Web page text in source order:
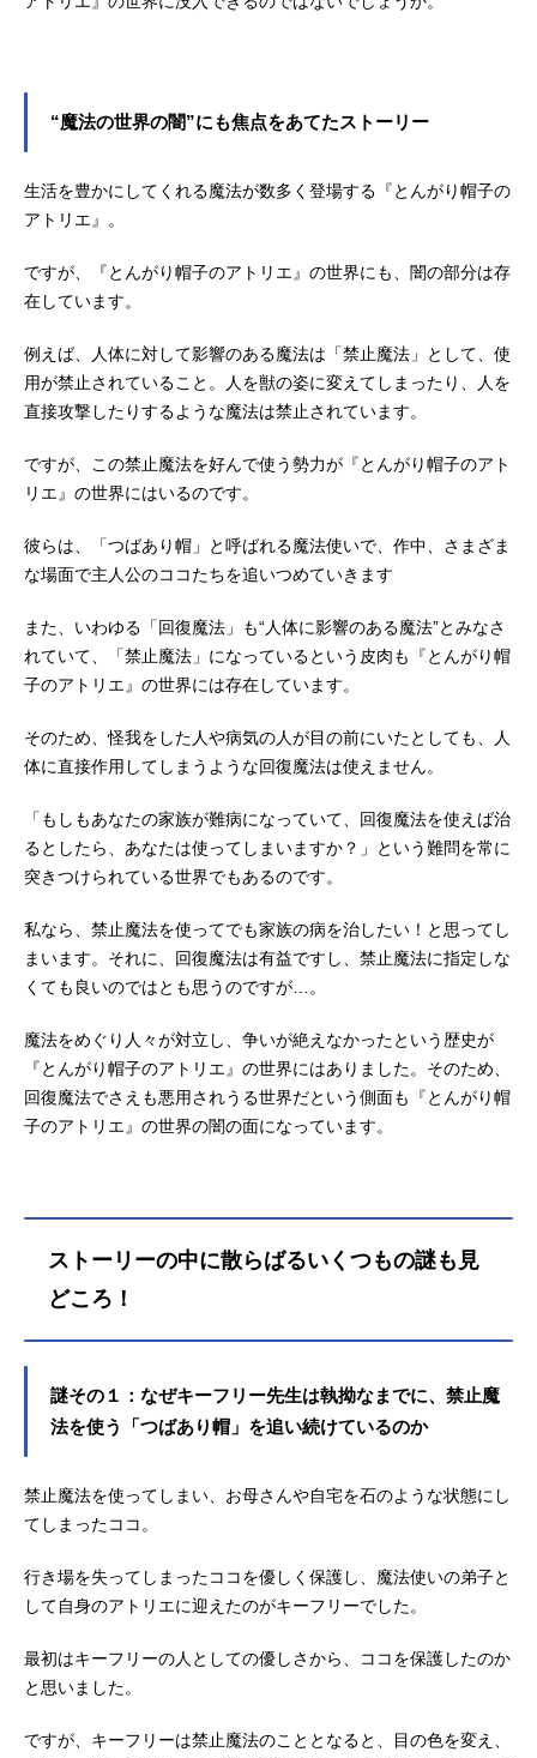
“魔法の世界の闇”にも焦点をあてたストーリー
生活を豊かにしてくれる魔法が数多く登場する『とんがり帽子の
アトリエ』。
ですが、『とんがり帽子のアトリエ』の世界にも、闇の部分は存
在しています。
例えば、人体に対して影響のある魔法は「禁止魔法」として、使
用が禁止されていること。人を獣の姿に変えてしまったり、人を
直接攻撃したりするような魔法は禁止されています。
ですが、この禁止魔法を好んで使う勢力が『とんがり帽子のアト
リエ』の世界にはいるのです。
彼らは、「つばあり帽」と呼ばれる魔法使いで、作中、さまざま
な場面で主人公のココたちを追いつめていきます
また、いわゆる「回復魔法」も“人体に影響のある魔法”とみなさ
れていて、「禁止魔法」になっているという皮肉も『とんがり帽
子のアトリエ』の世界には存在しています。
そのため、怪我をした人や病気の人が目の前にいたとしても、人
体に直接作用してしまうような回復魔法は使えません。
「もしもあなたの家族が難病になっていて、回復魔法を使えば治
るとしたら、あなたは使ってしまいますか？」という難問を常に
突きつけられている世界でもあるのです。
私なら、禁止魔法を使ってでも家族の病を治したい！と思ってし
まいます。それに、回復魔法は有益ですし、禁止魔法に指定しな
くても良いのではとも思うのですが…。
魔法をめぐり人々が対立し、争いが絶えなかったという歴史が
『とんがり帽子のアトリエ』の世界にはありました。そのため、
回復魔法でさえも悪用されうる世界だという側面も『とんがり帽
子のアトリエ』の世界の闇の面になっています。
ストーリーの中に散らばるいくつもの謎も見
どころ！
謎その１：なぜキーフリー先生は執拗なまでに、禁止魔
法を使う「つばあり帽」を追い続けているのか
禁止魔法を使ってしまい、お母さんや自宅を石のような状態にし
てしまったココ。
行き場を失ってしまったココを優しく保護し、魔法使いの弟子と
して自身のアトリエに迎えたのがキーフリーでした。
最初はキーフリーの人としての優しさから、ココを保護したのか
と思いました。
ですが、キーフリーは禁止魔法のこととなると、目の色を変え、